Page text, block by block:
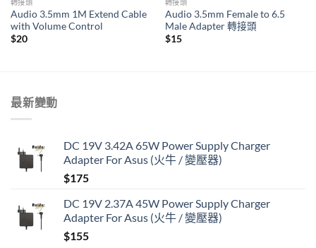
轉接頭
Audio 3.5mm 1M Extend Cable
with Volume Control
$20
轉接頭
Audio 3.5mm Female to 6.5
Male Adapter 轉接頭
$15
最新變動
DC 19V 3.42A 65W Power Supply Charger
Adapter For Asus (火牛 / 變壓器)
$175
DC 19V 2.37A 45W Power Supply Charger
Adapter For Asus (火牛 / 變壓器)
$155